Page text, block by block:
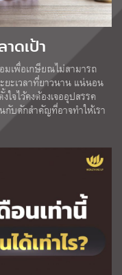
ดเป้า
มเพื่อเกษียณไม่สามารถ
ยะเวลาที่ยาวนาน แน่นอน
ใจไว้คงต้องเจออุปสรรค
กับดักสำคัญที่อาจทำให้เรา